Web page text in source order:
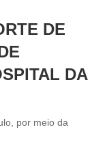
DE
DA
por meio da